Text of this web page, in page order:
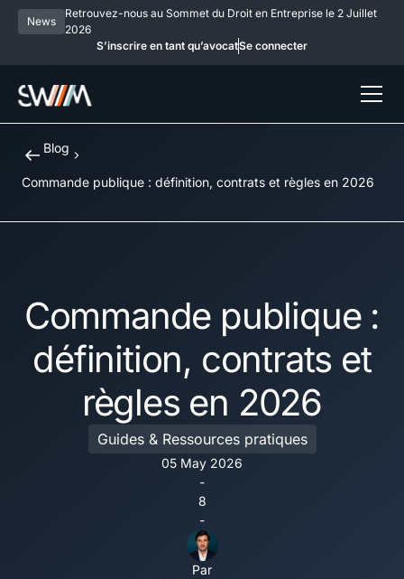
News
Retrouvez-nous au Sommet du Droit en Entreprise le 2 Juillet
2026
S’inscrire en tant qu’avocatSe connecter
Blog
Commande publique : définition, contrats et règles en 2026
Commande publique :
définition, contrats et
règles en 2026
Guides & Ressources pratiques
05 May 2026
-
8
-
Par